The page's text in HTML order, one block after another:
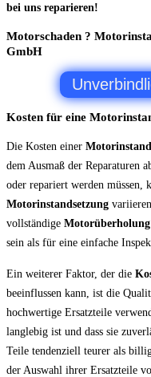
bei uns reparieren!
Motorschaden ?
GmbH
Kosten für eine
Die Kosten einer
dem Ausmaß der Reparaturen
oder repariert werden müssen,
Motorinstandsetzung
vollständige Motorüberholung
sein als für eine einfache
Ein weiterer Faktor, der die
beeinflussen kann, ist die
hochwertige Ersatzteile
langlebig ist und dass sie
Teile tendenziell teurer als
der Auswahl ihrer Ersatzteile